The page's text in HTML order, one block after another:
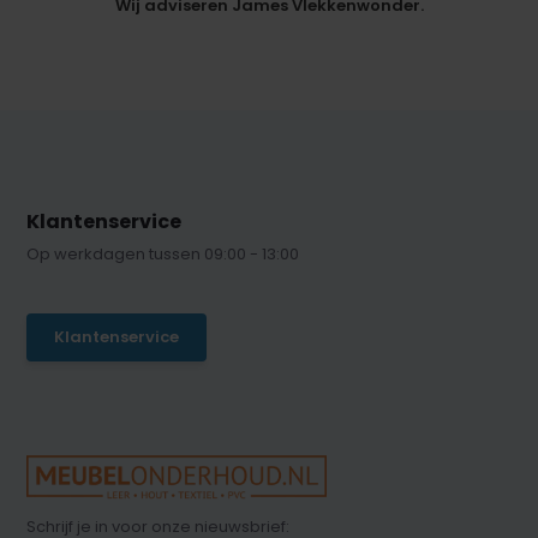
Wij adviseren James Vlekkenwonder.
Klantenservice
Op werkdagen tussen 09:00 - 13:00
Klantenservice
Schrijf je in voor onze nieuwsbrief: